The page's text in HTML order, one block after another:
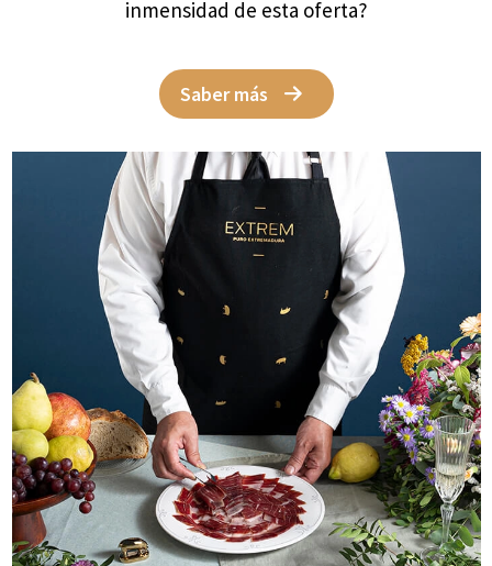
inmensidad de esta oferta?
Saber más